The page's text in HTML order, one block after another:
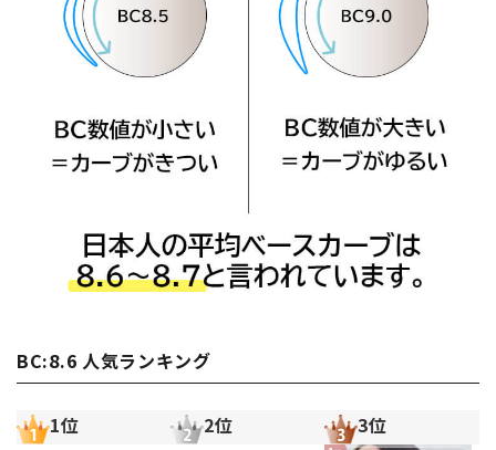
BC:8.6 人気ランキング
1位 2位 3位